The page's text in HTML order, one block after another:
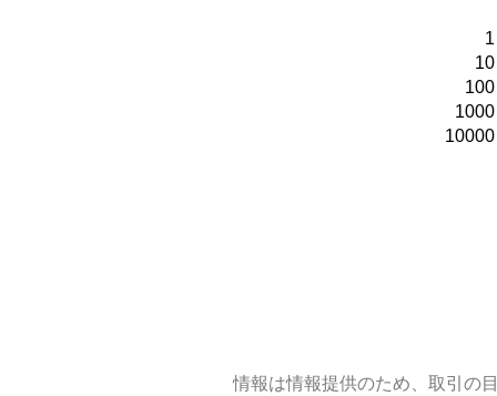
1
10
100
1000
10000
情報は情報提供のため、取引の